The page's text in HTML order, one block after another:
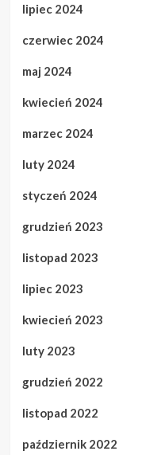
lipiec 2024
czerwiec 2024
maj 2024
kwiecień 2024
marzec 2024
luty 2024
styczeń 2024
grudzień 2023
listopad 2023
lipiec 2023
kwiecień 2023
luty 2023
grudzień 2022
listopad 2022
październik 2022